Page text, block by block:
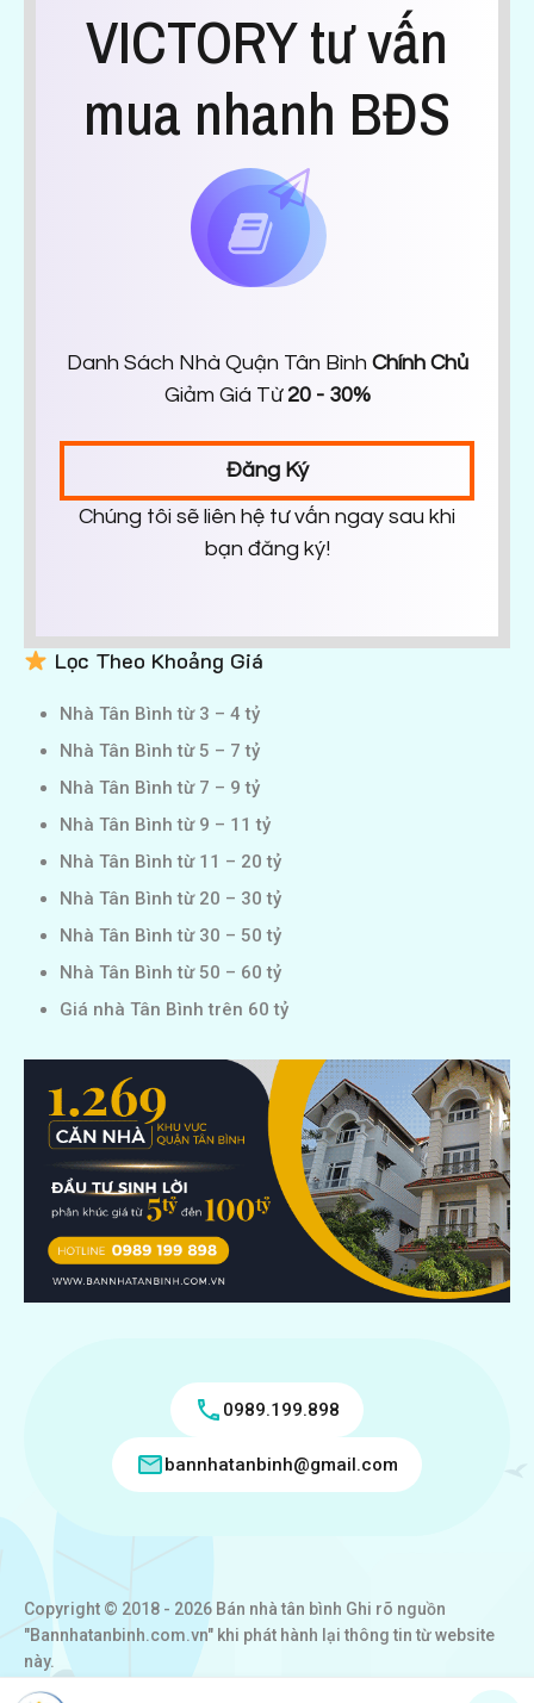
VICTORY tư vấn
mua nhanh BĐS
Danh Sách Nhà Quận Tân Bình Chính Chủ
Giảm Giá Từ 20 - 30%
Đăng Ký
Chúng tôi sẽ liên hệ tư vấn ngay sau khi
bạn đăng ký!
Lọc Theo Khoảng Giá
Nhà Tân Bình từ 3 – 4 tỷ
Nhà Tân Bình từ 5 – 7 tỷ
Nhà Tân Bình từ 7 – 9 tỷ
Nhà Tân Bình từ 9 – 11 tỷ
Nhà Tân Bình từ 11 – 20 tỷ
Nhà Tân Bình từ 20 – 30 tỷ
Nhà Tân Bình từ 30 – 50 tỷ
Nhà Tân Bình từ 50 – 60 tỷ
Giá nhà Tân Bình trên 60 tỷ
0989.199.898
bannhatanbinh@gmail.com
Copyright © 2018 - 2026 Bán nhà tân bình Ghi rõ nguồn
"Bannhatanbinh.com.vn" khi phát hành lại thông tin từ website
này.